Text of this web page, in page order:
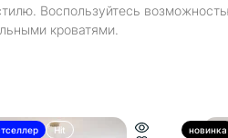
Воспользуйтесь
кроватями.
Hit новинка